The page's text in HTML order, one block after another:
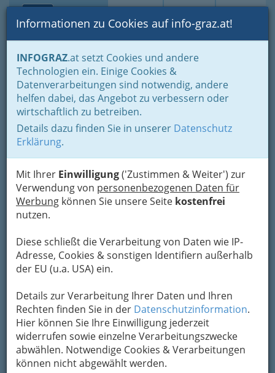
Suche Login Toggle
Informationen zu Cookies auf info-graz.at!
INFOGRAZ.at setzt Cookies und andere
Technologien ein. Einige Cookies &
Datenverarbeitungen sind notwendig, andere
helfen dabei, das Angebot zu verbessern oder
wirtschaftlich zu betreiben.
Details dazu finden Sie in unserer Datenschutz
Erklärung.
Mit Ihrer Einwilligung('Zustimmen & Weiter') zur
Verwendung von personenbezogenen Daten für
Werbung können Sie unsere Seite kostenfrei
nutzen.
Diese schließt die Verarbeitung von Daten wie IP-
Adresse, Cookies & sonstigen Identifiern außerhalb
der EU (u.a. USA) ein.
Details zur Verarbeitung Ihrer Daten und Ihren
Rechten finden Sie in der Datenschutzinformation.
Hier können Sie Ihre Einwilligung jederzeit
widerrufen sowie einzelne Verarbeitungszwecke
abwählen. Notwendige Cookies & Verarbeitungen
können nicht abgewählt werden.
Home Branchen Freizeit & Sport
Frau von heute
Beratung - Betreuung
Bionahrung
Bionahrung